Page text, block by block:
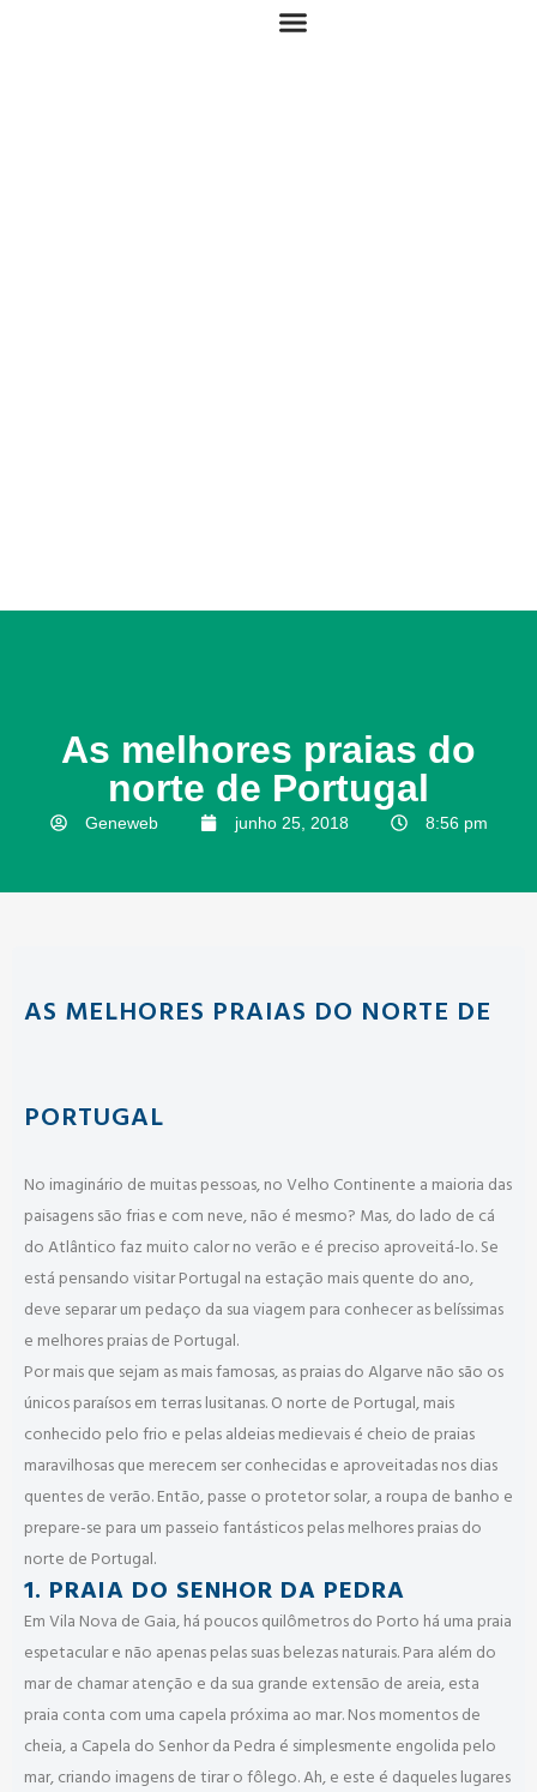
As melhores praias do
norte de Portugal
Geneweb junho 25, 2018 8:56 pm
AS MELHORES PRAIAS DO NORTE DE
PORTUGAL
No imaginário de muitas pessoas, no Velho Continente a maioria das
paisagens são frias e com neve, não é mesmo? Mas, do lado de cá
do Atlântico faz muito calor no verão e é preciso aproveitá-lo. Se
está pensando visitar Portugal na estação mais quente do ano,
deve separar um pedaço da sua viagem para conhecer as belíssimas
e melhores praias de Portugal.
Por mais que sejam as mais famosas, as praias do Algarve não são os
únicos paraísos em terras lusitanas. O norte de Portugal, mais
conhecido pelo frio e pelas aldeias medievais é cheio de praias
maravilhosas que merecem ser conhecidas e aproveitadas nos dias
quentes de verão. Então, passe o protetor solar, a roupa de banho e
prepare-se para um passeio fantásticos pelas melhores praias do
norte de Portugal.
1. PRAIA DO SENHOR DA PEDRA
Em Vila Nova de Gaia, há poucos quilômetros do Porto há uma praia
espetacular e não apenas pelas suas belezas naturais. Para além do
mar de chamar atenção e da sua grande extensão de areia, esta
praia conta com uma capela próxima ao mar. Nos momentos de
cheia, a Capela do Senhor da Pedra é simplesmente engolida pelo
mar, criando imagens de tirar o fôlego. Ah, e este é daqueles lugares